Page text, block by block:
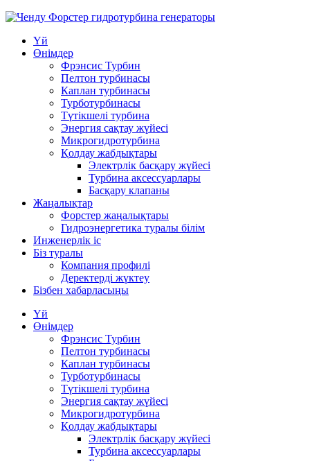
Үй
Өнімдер
Фрэнсис Турбин
Пелтон турбинасы
Каплан турбинасы
Турботурбинасы
Түтікшелі турбина
Энергия сақтау жүйесі
Микрогидротурбина
Қолдау жабдықтары
Электрлік басқару жүйесі
Турбина аксессуарлары
Басқару клапаны
Жаңалықтар
Форстер жаңалықтары
Гидроэнергетика туралы білім
Инженерлік іс
Біз туралы
Компания профилі
Деректерді жүктеу
Бізбен хабарласыңы
Үй
Өнімдер
Фрэнсис Турбин
Пелтон турбинасы
Каплан турбинасы
Турботурбинасы
Түтікшелі турбина
Энергия сақтау жүйесі
Микрогидротурбина
Қолдау жабдықтары
Электрлік басқару жүйесі
Турбина аксессуарлары